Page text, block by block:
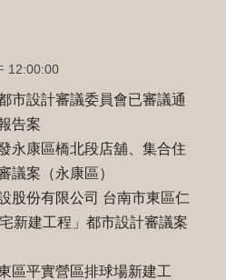
12:00:00
市設計審議委員會已審議通
告案
永康區橋北段店舖、集合住
議案（永康區）
股份有限公司 台南市東區仁
新建工程」都市設計審議案
區平實營區排球場新建工